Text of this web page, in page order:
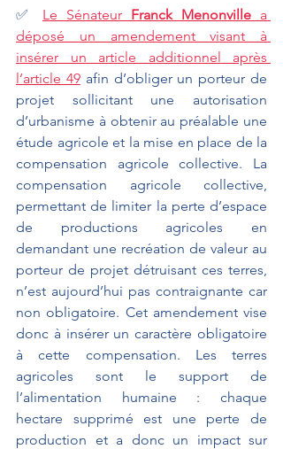
✅ Le Sénateur Franck Menonville a
déposé un amendement visant à
insérer un article additionnel après
l’article 49 afin d’obliger un porteur de
projet sollicitant une autorisation
d’urbanisme à obtenir au préalable une
étude agricole et la mise en place de la
compensation agricole collective. La
compensation agricole collective,
permettant de limiter la perte d’espace
de productions agricoles en
demandant une recréation de valeur au
porteur de projet détruisant ces terres,
n’est aujourd’hui pas contraignante car
non obligatoire. Cet amendement vise
donc à insérer un caractère obligatoire
à cette compensation. Les terres
agricoles sont le support de
l’alimentation humaine : chaque
hectare supprimé est une perte de
production et a donc un impact sur